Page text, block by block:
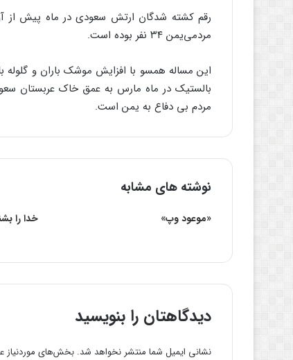
مردمی‌یمن ۳۴ نفر بوده است.
این مساله همسو با افزایش موشک باران و
بالستیک در ماه مارس به عمق خاک عربستان
مردم بی دفاع به یمن است.
نوشته های مشابه
«موعود وپ» خدا را
دیدگاهتان را بنویسید
نشانی ایمیل شما منتشر نخواهد شد. بخش‌های موردنیاز